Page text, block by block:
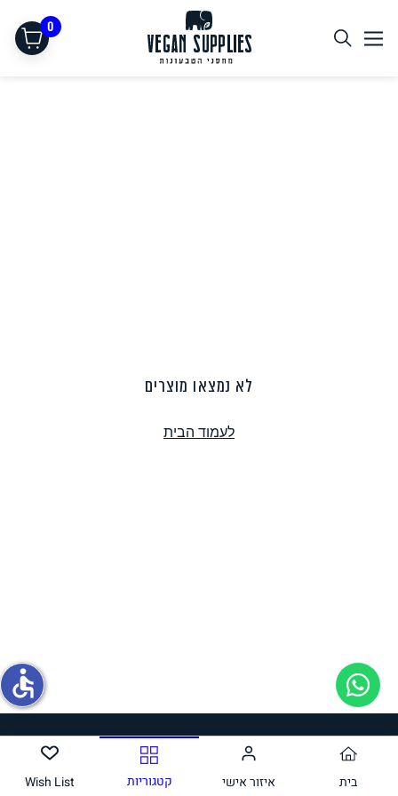
0
תחליפי ביצה
לא נמצאו מוצרים
לעמוד הבית
פסטה, אטריות וקטניות
בית איזור אישי קטגוריות Wish List
accessible